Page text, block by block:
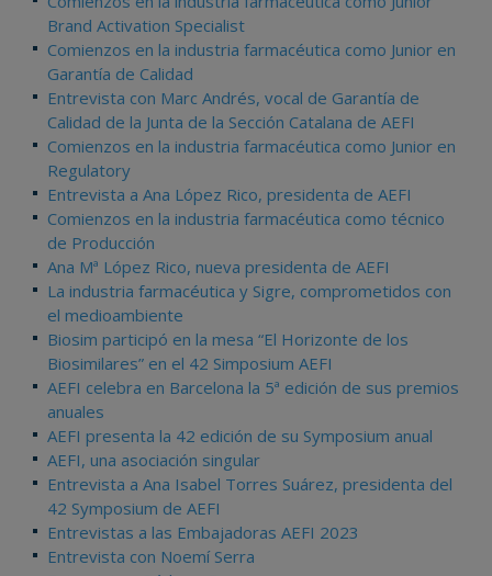
Brand Activation Specialist
Comienzos en la industria farmacéutica como Junior en
Garantía de Calidad
Entrevista con Marc Andrés, vocal de Garantía de
Calidad de la Junta de la Sección Catalana de AEFI
Comienzos en la industria farmacéutica como Junior en
Regulatory
Entrevista a Ana López Rico, presidenta de AEFI
Comienzos en la industria farmacéutica como técnico
de Producción
Ana Mª López Rico, nueva presidenta de AEFI
La industria farmacéutica y Sigre, comprometidos con
el medioambiente
Biosim participó en la mesa “El Horizonte de los
Biosimilares” en el 42 Simposium AEFI
AEFI celebra en Barcelona la 5ª edición de sus premios
anuales
AEFI presenta la 42 edición de su Symposium anual
AEFI, una asociación singular
Entrevista a Ana Isabel Torres Suárez, presidenta del
42 Symposium de AEFI
Entrevistas a las Embajadoras AEFI 2023
Entrevista con Noemí Serra